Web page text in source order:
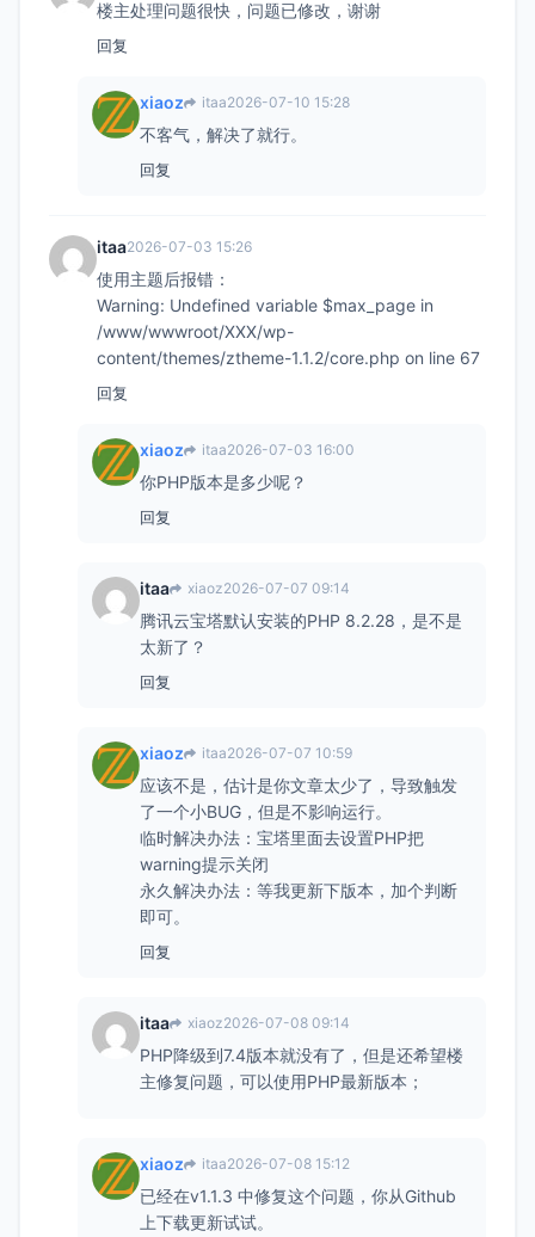
楼主处理问题很快，问题已修改，谢谢
回复
xiaoz itaa2026-07-10 15:28
不客气，解决了就行。
回复
itaa2026-07-03 15:26
使用主题后报错：
Warning: Undefined variable $max_page in
/www/wwwroot/XXX/wp-
content/themes/ztheme-1.1.2/core.php on line 67
回复
xiaoz itaa2026-07-03 16:00
你PHP版本是多少呢？
回复
itaa xiaoz2026-07-07 09:14
腾讯云宝塔默认安装的PHP 8.2.28，是不是
太新了？
回复
xiaoz itaa2026-07-07 10:59
应该不是，估计是你文章太少了，导致触发
了一个小BUG，但是不影响运行。
临时解决办法：宝塔里面去设置PHP把
warning提示关闭
永久解决办法：等我更新下版本，加个判断
即可。
回复
itaa xiaoz2026-07-08 09:14
PHP降级到7.4版本就没有了，但是还希望楼
主修复问题，可以使用PHP最新版本；
xiaoz itaa2026-07-08 15:12
已经在v1.1.3 中修复这个问题，你从Github
上下载更新试试。